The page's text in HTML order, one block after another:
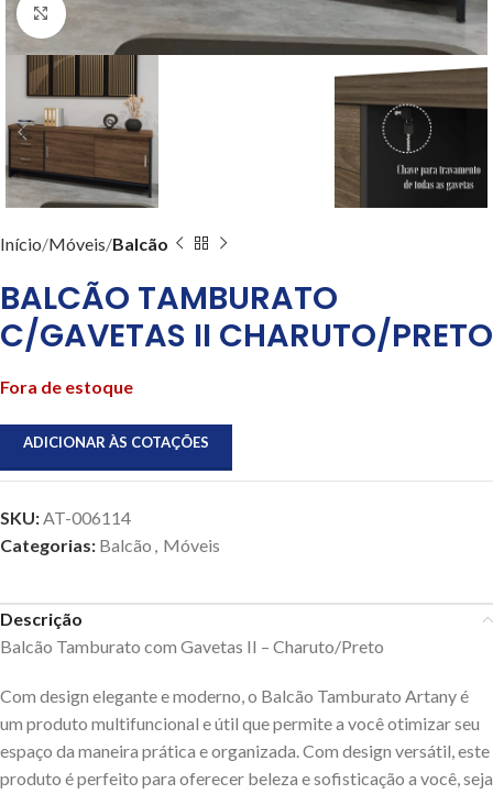
Clique para ampliar
Início Móveis Balcão
BALCÃO TAMBURATO
C/GAVETAS II CHARUTO/PRETO
Fora de estoque
ADICIONAR ÀS COTAÇÕES
SKU:AT-006114
Categorias: Balcão , Móveis
Descrição
Balcão Tamburato com Gavetas II – Charuto/Preto
Com design elegante e moderno, o Balcão Tamburato Artany é
um produto multifuncional e útil que permite a você otimizar seu
espaço da maneira prática e organizada. Com design versátil, este
produto é perfeito para oferecer beleza e sofisticação a você, seja